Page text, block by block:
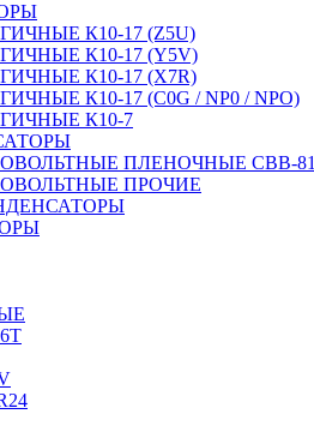
К10-17 (Z5U)
К10-17 (Y5V)
К10-17 (X7R)
К10-17 (C0G / NP0 / NPO)
К10-7
ПЛЕНОЧНЫЕ CBB-81
ПРОЧИЕ